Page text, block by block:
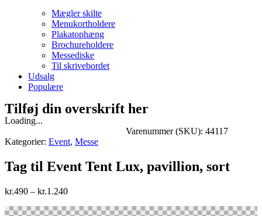
Mægler skilte
Menukortholdere
Plakatophæng
Brochureholdere
Messediske
Til skrivebordet
Udsalg
Populære
Tilføj din overskrift her
Loading...
Varenummer (SKU):44117
Kategorier: Event, Messe
Tag til Event Tent Lux, pavillion, sort
kr.490 – kr.1.240